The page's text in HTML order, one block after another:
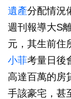
遺產分配情況
週刊報導大S
元，其生前住
小菲考量日後
高達百萬的房
手該豪宅，甚